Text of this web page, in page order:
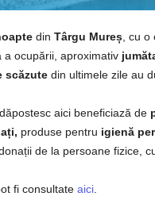
din Târgu Mureș, cu o
a ocupării, aproximativ
scăzutedin ultimele zile au
aici beneficiază de
produse pentru igienă
de la persoane fizice,
fi consultate aici.